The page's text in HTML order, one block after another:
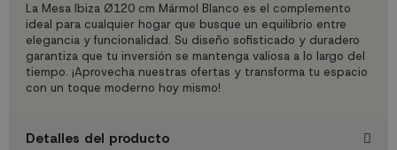
La Mesa Ibiza Ø120 cm Mármol Blanco es el complemento
ideal para cualquier hogar que busque un equilibrio entre
elegancia y funcionalidad. Su diseño sofisticado y duradero
garantiza que tu inversión se mantenga valiosa a lo largo del
tiempo. ¡Aprovecha nuestras ofertas y transforma tu espacio
con un toque moderno hoy mismo!
Detalles del producto